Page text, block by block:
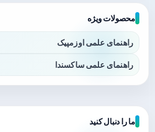
محصولات ویژه
راهنمای علمی اوزمپیک
راهنمای علمی ساکسندا
ما را دنبال کنید